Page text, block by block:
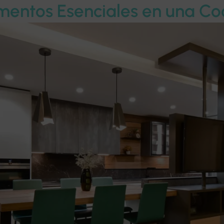
Esenciales en una